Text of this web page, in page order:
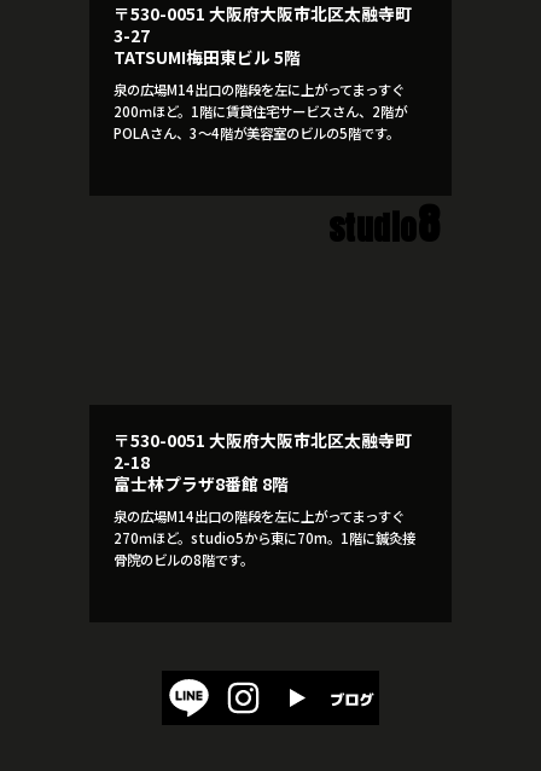
〒530-0051 大阪府大阪市北区太融寺町
3-27
TATSUMI梅田東ビル 5階
泉の広場M14出口の階段を左に上がってまっすぐ
200ｍほど。1階に賃貸住宅サービスさん、2階が
POLAさん、3～4階が美容室のビルの5階です。
studio8
〒530-0051 大阪府大阪市北区太融寺町
2-18
富士林プラザ8番館 8階
泉の広場M14出口の階段を左に上がってまっすぐ
270ｍほど。studio5から東に70m。1階に鍼灸接
骨院のビルの8階です。